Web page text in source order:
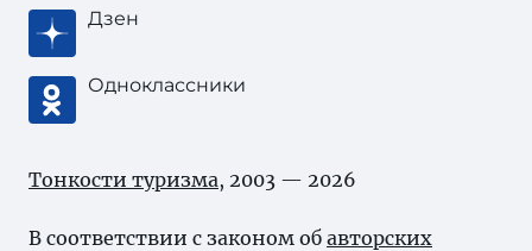
Дзен
Одноклассники
Тонкости туризма, 2003 — 2026
В соответствии с законом об авторских